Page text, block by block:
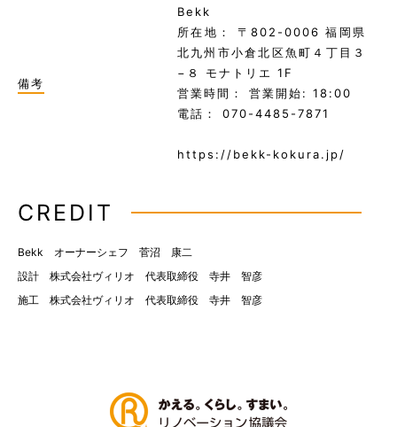
備考
Bekk
所在地： 〒802-0006 福岡県
北九州市小倉北区魚町４丁目３
−８ モナトリエ 1F
営業時間： 営業開始: 18:00
電話： 070-4485-7871
https://bekk-kokura.jp/
CREDIT
Bekk オーナーシェフ 菅沼 康二
設計 株式会社ヴィリオ 代表取締役 寺井 智彦
施工 株式会社ヴィリオ 代表取締役 寺井 智彦